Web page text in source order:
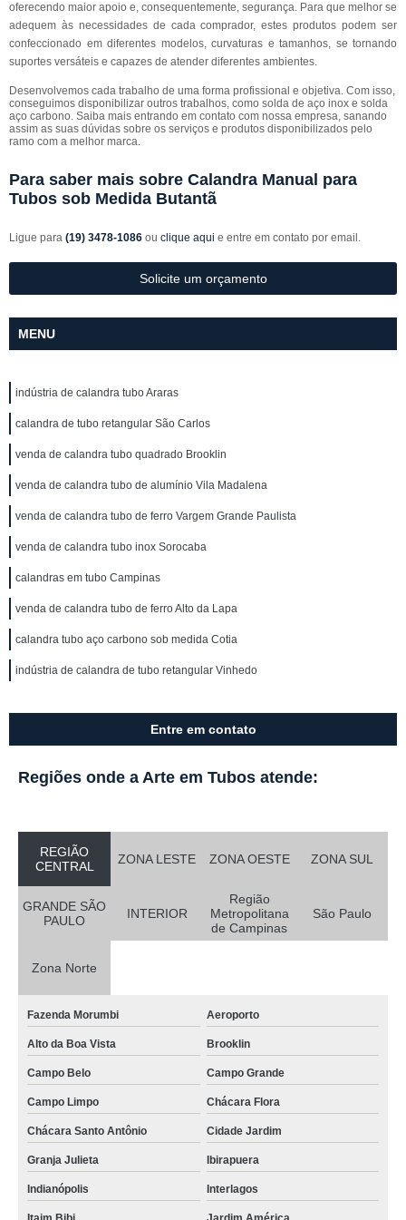
oferecendo maior apoio e, consequentemente, segurança. Para que melhor se
adequem às necessidades de cada comprador, estes produtos podem ser
confeccionado em diferentes modelos, curvaturas e tamanhos, se tornando
suportes versáteis e capazes de atender diferentes ambientes.
Desenvolvemos cada trabalho de uma forma profissional e objetiva. Com isso,
conseguimos disponibilizar outros trabalhos, como solda de aço inox e solda
aço carbono. Saiba mais entrando em contato com nossa empresa, sanando
assim as suas dúvidas sobre os serviços e produtos disponibilizados pelo
ramo com a melhor marca.
Para saber mais sobre Calandra Manual para
Tubos sob Medida Butantã
Ligue para (19) 3478-1086 ou clique aqui e entre em contato por email.
Solicite um orçamento
MENU
indústria de calandra tubo Araras
calandra de tubo retangular São Carlos
venda de calandra tubo quadrado Brooklin
venda de calandra tubo de alumínio Vila Madalena
venda de calandra tubo de ferro Vargem Grande Paulista
venda de calandra tubo inox Sorocaba
calandras em tubo Campinas
venda de calandra tubo de ferro Alto da Lapa
calandra tubo aço carbono sob medida Cotia
indústria de calandra de tubo retangular Vinhedo
Entre em contato
Regiões onde a Arte em Tubos atende:
REGIÃO
CENTRAL
ZONA LESTE ZONA OESTE ZONA SUL
GRANDE SÃO
PAULO
INTERIOR
Região
Metropolitana
de Campinas
São Paulo
Zona Norte
Fazenda Morumbi Aeroporto
Alto da Boa Vista Brooklin
Campo Belo Campo Grande
Campo Limpo Chácara Flora
Chácara Santo Antônio Cidade Jardim
Granja Julieta Ibirapuera
Indianópolis Interlagos